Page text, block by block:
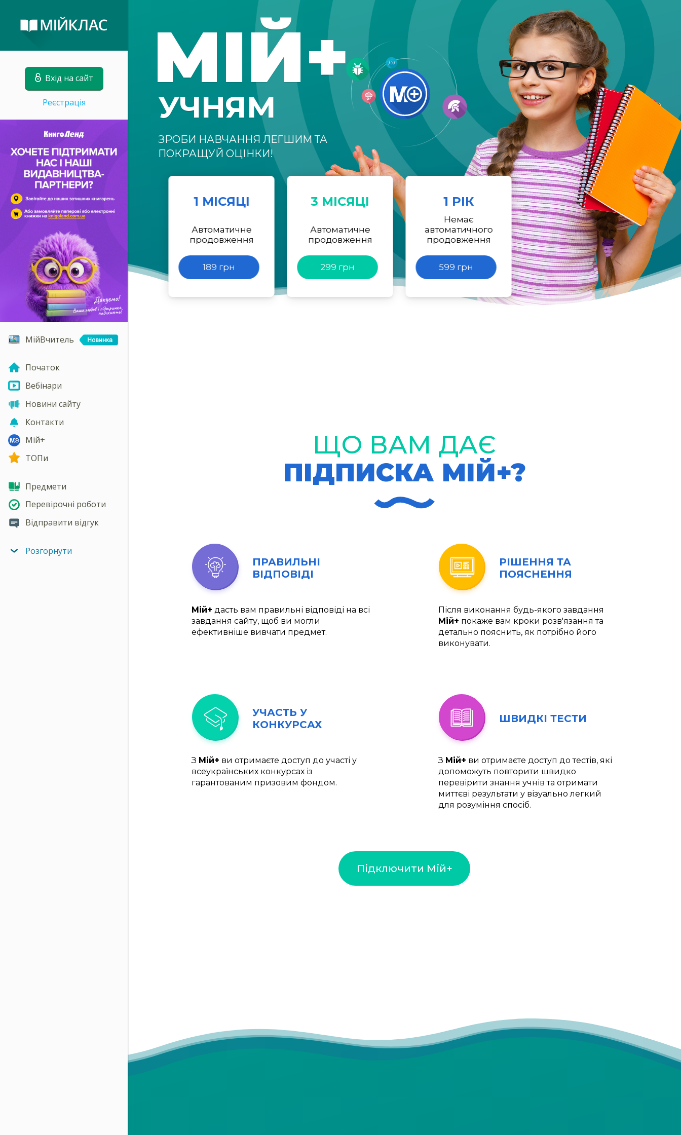
Вхід на сайт
Реєстрація
МійВчитель
Початок
Вебінари
Новини сайту
Контакти
Мій+
ТОПи
Предмети
Перевірочні роботи
Відправити відгук
Розгорнути
МІЙ+
УЧНЯМ
ЗРОБИ НАВЧАННЯ ЛЕГШИМ ТА
ПОКРАЩУЙ ОЦІНКИ!
1 МІСЯЦІ
Автоматичне
продовження
189 грн
3 МІСЯЦІ
Автоматичне
продовження
299 грн
1 РІК
Немає
автоматичного
продовження
599 грн
ЩО ВАМ ДАЄ
ПІДПИСКА МІЙ+?
ПРАВИЛЬНІ
ВІДПОВІДІ
Мій+ дасть вам правильні відповіді на всі
завдання сайту, щоб ви могли
ефективніше вивчати предмет.
РІШЕННЯ ТА
ПОЯСНЕННЯ
Після виконання будь-якого завдання
Мій+ покаже вам кроки розв'язання та
детально пояснить, як потрібно його
виконувати.
УЧАСТЬ У
КОНКУРСАХ
З Мій+ ви отримаєте доступ до участі у
всеукраїнських конкурсах із
гарантованим призовим фондом.
ШВИДКІ ТЕСТИ
З Мій+ ви отримаєте доступ до тестів, які
допоможуть повторити швидко
перевірити знання учнів та отримати
миттєві результати у візуально легкий
для розуміння спосіб.
Підключити Мій+